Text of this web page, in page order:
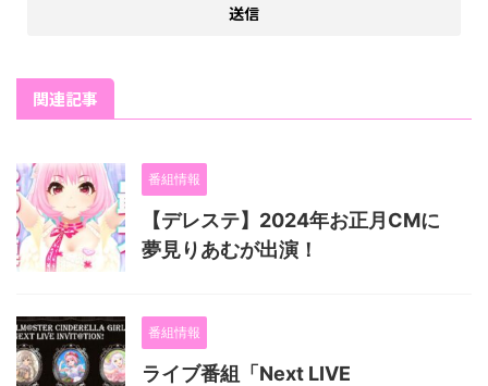
関連記事
番組情報
【デレステ】2024年お正月CMに
夢見りあむが出演！
番組情報
ライブ番組「Next LIVE